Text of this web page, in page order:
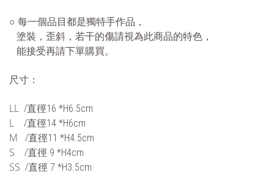
○ 每一個品目都是獨特手作品，
塗裝，歪斜，若干的傷請視為此商品的特色，
能接受再請下單購買。
尺寸：
LL /直徑16 *H6.5cm
L /直徑14 *H6cm
M /直徑11 *H4.5cm
S /直徑 9 *H4cm
SS /直徑 7 *H3.5cm